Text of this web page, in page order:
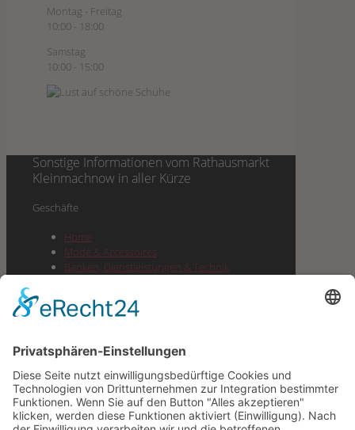
Montag - Freitag
10:00 - 18:00
Samstag
10:00 - 15:00
Sonstige Informationen vom Rathausmarkt
Kleinmachnow in aller Kürze
Geschäf­te
Home
Mode & Accessoires
Ban­ken, Dienst­leis­tun­gen & Technik
Gesund­heit, Well­ness & Beauty
Buch­hand­lung, Pres­se, Büro­be­darf &
Juwe­lier, Optik & Schmuck
Unter­neh­men
Impres­sum